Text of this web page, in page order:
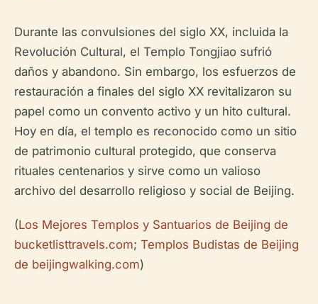
Durante las convulsiones del siglo XX, incluida la
Revolución Cultural, el Templo Tongjiao sufrió
daños y abandono. Sin embargo, los esfuerzos de
restauración a finales del siglo XX revitalizaron su
papel como un convento activo y un hito cultural.
Hoy en día, el templo es reconocido como un sitio
de patrimonio cultural protegido, que conserva
rituales centenarios y sirve como un valioso
archivo del desarrollo religioso y social de Beijing.
(Los Mejores Templos y Santuarios de Beijing de
bucketlisttravels.com; Templos Budistas de Beijing
de beijingwalking.com)